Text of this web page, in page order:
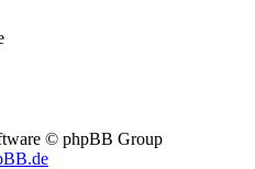
© phpBB Group